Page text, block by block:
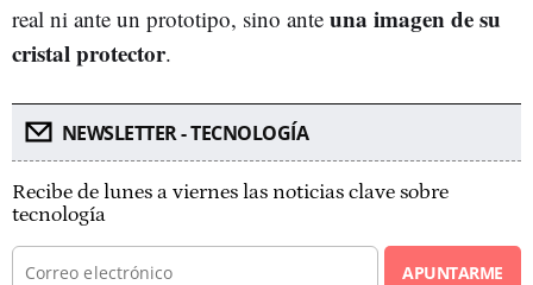
real ni ante un prototipo, sino ante una imagen de su
cristal protector.
NEWSLETTER - TECNOLOGÍA
Recibe de lunes a viernes las noticias clave sobre
tecnología
APUNTARME